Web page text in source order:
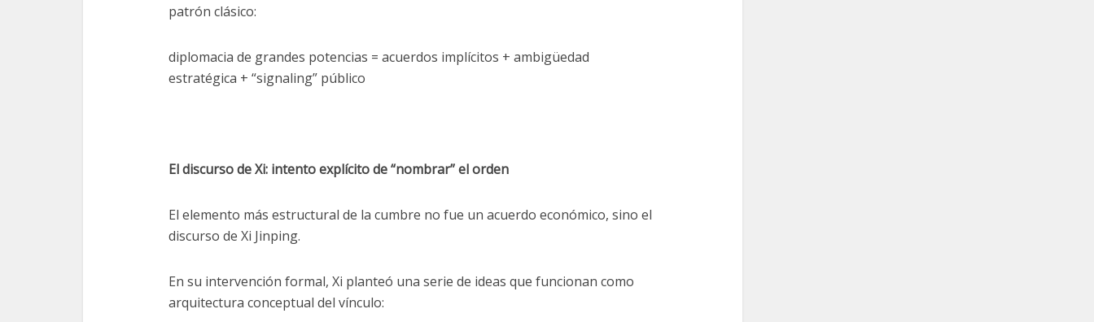
patrón clásico:
diplomacia de grandes potencias = acuerdos implícitos + ambigüedad
estratégica + “signaling” público
El discurso de Xi: intento explícito de “nombrar” el orden
El elemento más estructural de la cumbre no fue un acuerdo económico, sino el
discurso de Xi Jinping.
En su intervención formal, Xi planteó una serie de ideas que funcionan como
arquitectura conceptual del vínculo: